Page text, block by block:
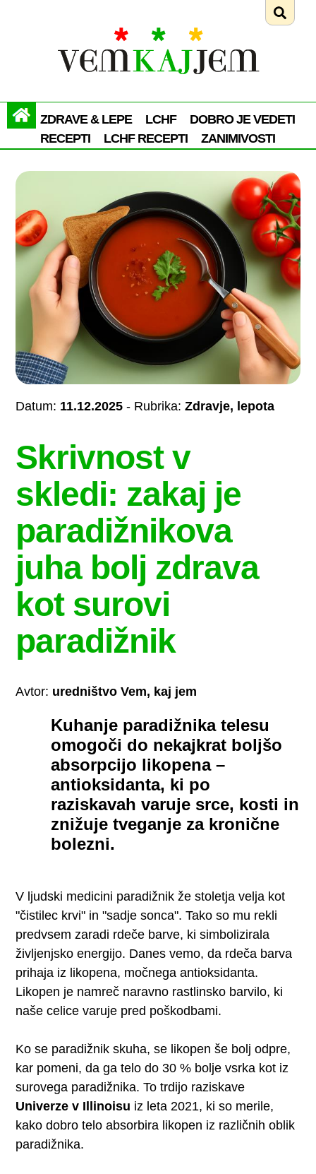
ZDRAVE & LEPE LCHF
DOBRO JE VEDETI
RECEPTI
LCHF RECEPTI ZANIMIVOSTI
Datum: 11.12.2025 - Rubrika:Zdravje, lepota
Skrivnost v
skledi: zakaj je
paradižnikova
juha bolj zdrava
kot surovi
paradižnik
Avtor: uredništvo Vem, kaj jem
Kuhanje paradižnika telesu
omogoči do nekajkrat boljšo
absorpcijo likopena –
antioksidanta, ki po
raziskavah varuje srce, kosti in
znižuje tveganje za kronične
bolezni.
V ljudski medicini paradižnik že stoletja velja kot
"čistilec krvi" in "sadje sonca". Tako so mu rekli
predvsem zaradi rdeče barve, ki simbolizirala
življenjsko energijo. Danes vemo, da rdeča barva
prihaja iz likopena, močnega antioksidanta.
Likopen je namreč naravno rastlinsko barvilo, ki
naše celice varuje pred poškodbami.
Ko se paradižnik skuha, se likopen še bolj odpre,
kar pomeni, da ga telo do 30 % bolje vsrka kot iz
surovega paradižnika. To trdijo raziskave
Univerze v Illinoisu iz leta 2021, ki so merile,
kako dobro telo absorbira likopen iz različnih oblik
paradižnika.